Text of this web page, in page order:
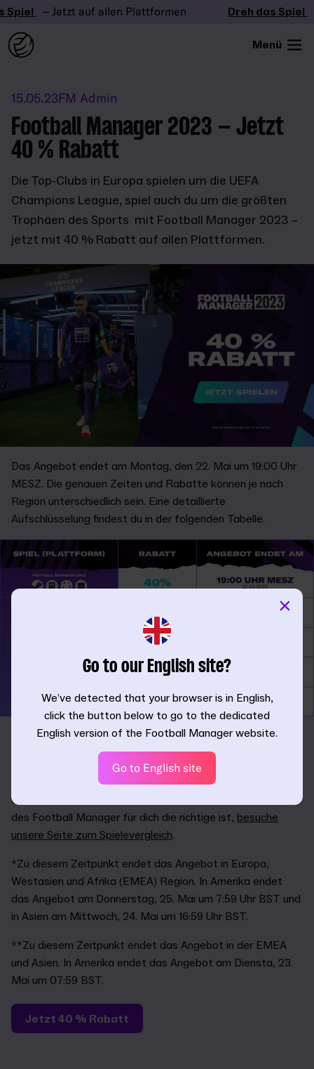
– Jetzt auf allen Plattformen Dreh das Spiel –
Menü
15.05.23FM Admin
Football Manager 2023 – Jetzt
40 % Rabatt
Die Top-Clubs in Europa spielen um die UEFA
Champions League, spiel auch du um die größten
Trophäen des Sports mit Football Manager 2023 –
jetzt mit 40 % Rabatt auf allen Plattformen.
Das Angebot endet am Montag, den 22. Mai um 19:00 Uhr
MESZ. Die genauen Zeiten und Rabatte können je nach
Region unterschiedlich sein. Eine detaillierte
Aufschlüsselung findest du in der folgenden Tabelle.
Triff alle Schlüsselentscheidungen auf dem Feld und
abseits des Rasens, wenn du deinen Club zu Ruhm auf
allen großen Bühnen führst.
Um mehr zu erfahren und zu entscheiden, welche Version
des Football Manager für dich die richtige ist, besuche
unsere Seite zum Spielevergleich.
*Zu diesem Zeitpunkt endet das Angebot in Europa,
Westasien und Afrika (EMEA) Region. In Amerika endet
das Angebot am Donnerstag, 25. Mai um 7:59 Uhr BST und
in Asien am Mittwoch, 24. Mai um 16:59 Uhr BST.
**Zu diesem Zeitpunkt endet das Angebot in der EMEA
und Asien. In Amerika endet das Angebot am Diensta, 23.
Mai um 07:59 BST.
Jetzt 40 % Rabatt
Go to our English site?
We’ve detected that your browser is in English,
click the button below to go to the dedicated
English version of the Football Manager website.
Go to English site
×